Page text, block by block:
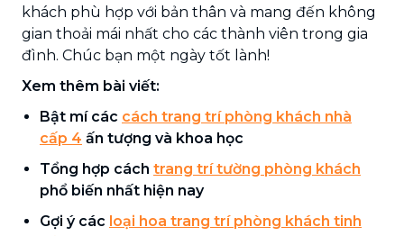
khách phù hợp với bản thân và mang đến không
gian thoải mái nhất cho các thành viên trong gia
đình. Chúc bạn một ngày tốt lành!
Xem thêm bài viết:
Bật mí các cách trang trí phòng khách nhà
cấp 4 ấn tượng và khoa học
Tổng hợp cách trang trí tường phòng khách
phổ biến nhất hiện nay
Gợi ý các loại hoa trang trí phòng khách tinh